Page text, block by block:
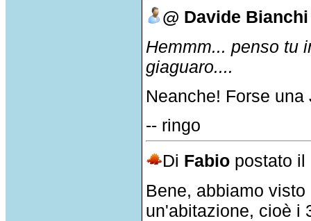
@ Davide Bianchi
Hemmm... penso tu
giaguaro....
Neanche! Forse
-- ringo
Di Fabio postato il
Bene, abbiamo
un'abitazione, cioè i